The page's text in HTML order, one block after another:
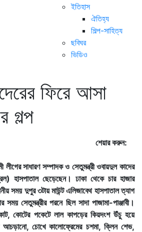
ইতিহাস
ঐতিহ্য
শিল্প-সাহিত্য
ছবিঘর
ভিডিও
ফিরে আসা
গল্প
শেয়ার করুন:
সাধারণ সম্পাদক ও সেতুমন্ত্রী ওবায়দুল কাদের
হাসপাতাল ছেড়েছেন। ঢাকা থেকে চার হাজার
সময় দুপুর ৩টায় মাউন্ট এলিজাবেথ হাসপাতাল ত্যাগ
সেতুমন্ত্রীর পরনে ছিল সাদা পাজামা-পাঞ্জাবী।
কোটের পকেটে লাল কাপড়ের কিয়দংশ উঁচু হয়ে
চোখে কালোফ্রেমের চশমা, ক্লিন শেভ,